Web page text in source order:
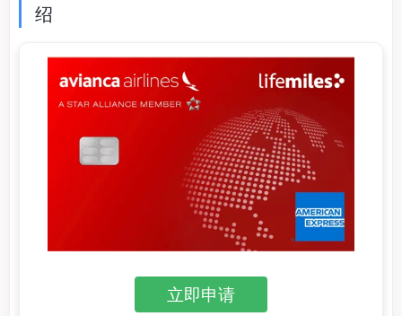
绍
立即申请